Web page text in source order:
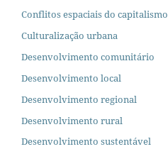
Conflitos espaciais do capitalismo
Culturalização urbana
Desenvolvimento comunitário
Desenvolvimento local
Desenvolvimento regional
Desenvolvimento rural
Desenvolvimento sustentável